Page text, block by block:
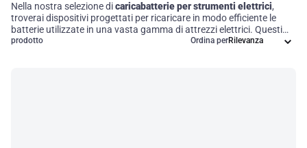
Nella nostra selezione dicaricabatterie per strumenti elettrici,
troverai dispositivi progettati per ricaricare in modo efficiente le
batterie utilizzate in una vasta gamma di attrezzi elettrici. Questi
caricabatterie sono fondamentali per garantire che le batterie
prodotto Ordina per